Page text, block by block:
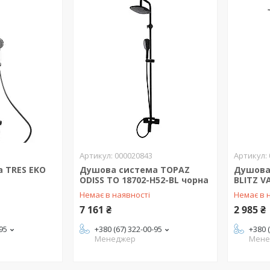
EKO
000020843
Душова система TOPAZ
ODISS TO 18702-H52-BL чорна
Немає в наявності
7 161 ₴
+380 (67) 322-00-95
Менеджер
Душова
BLITZ
Немає в
2 985 ₴
+380